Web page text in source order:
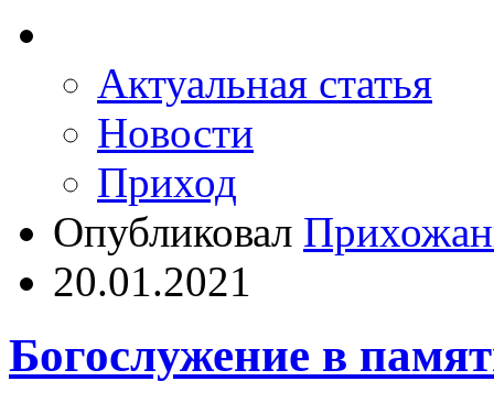
Актуальная статья
Новости
Приход
Опубликовал
20.01.2021
Богослужение в